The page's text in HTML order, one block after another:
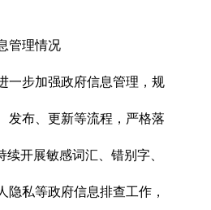
管理情况
一步加强政府信息管理，规
发布、更新等流程，严格落
续开展敏感词汇、错别字、
隐私等政府信息排查工作，